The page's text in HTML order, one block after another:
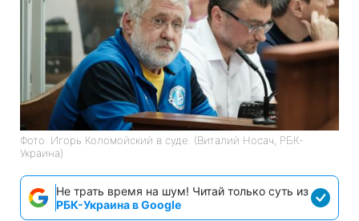
Фото: Игорь Коломойский в суде. (Виталий Носач, РБК-
Украина)
Не трать время на шум! Читай только суть из
РБК-Украина в Google